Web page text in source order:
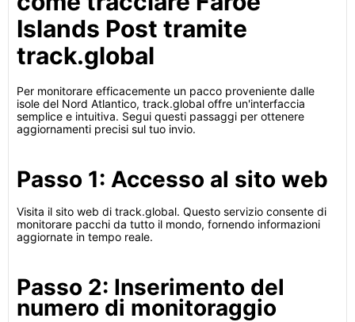
Islands Post tramite
track.global
Per monitorare efficacemente un pacco proveniente dalle
isole del Nord Atlantico, track.global offre un'interfaccia
semplice e intuitiva. Segui questi passaggi per ottenere
aggiornamenti precisi sul tuo invio.
Passo 1: Accesso al sito web
Visita il sito web di track.global. Questo servizio consente di
monitorare pacchi da tutto il mondo, fornendo informazioni
aggiornate in tempo reale.
Passo 2: Inserimento del
numero di monitoraggio